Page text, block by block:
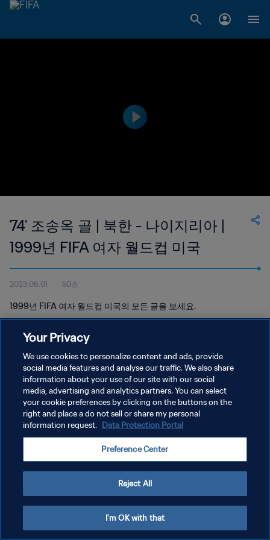
74' 조송옥 골 | 북한 - 나이지리아 |
1999년 FIFA 여자 월드컵 미국
2023.06.01 50초
1999년 FIFA 여자 월드컵 미국의 모든 골을 보세요.
개인정보 보호정책
서비스 약관
쿠키 기본 설정 관리
Your Privacy
We use cookies to personalize content and ads, provide
social media features and analyse our traffic. We also share
information about your use of our site with our social
media, advertising and analytics partners. You can select
your cookie preferences by clicking on the buttons on the
right and place a do not sell or share my personal
information request. Data Protection Portal
Preference Center
Reject All
I'm OK with that